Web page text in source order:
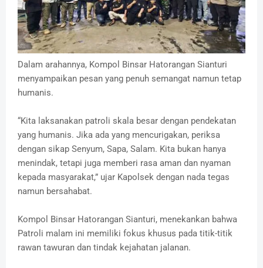
Dalam arahannya, Kompol Binsar Hatorangan Sianturi
menyampaikan pesan yang penuh semangat namun tetap
humanis.
“Kita laksanakan patroli skala besar dengan pendekatan
yang humanis. Jika ada yang mencurigakan, periksa
dengan sikap Senyum, Sapa, Salam. Kita bukan hanya
menindak, tetapi juga memberi rasa aman dan nyaman
kepada masyarakat,” ujar Kapolsek dengan nada tegas
namun bersahabat.
Kompol Binsar Hatorangan Sianturi, menekankan bahwa
Patroli malam ini memiliki fokus khusus pada titik-titik
rawan tawuran dan tindak kejahatan jalanan.